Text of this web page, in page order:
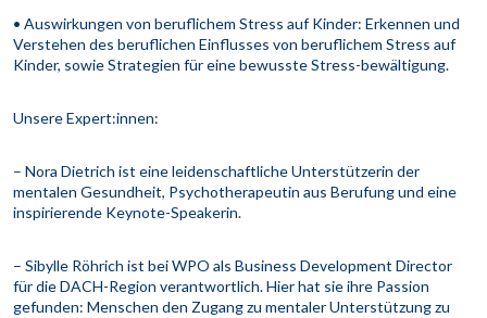
• Auswirkungen von beruflichem Stress auf Kinder: Erkennen und
Verstehen des beruflichen Einflusses von beruflichem Stress auf
Kinder, sowie Strategien für eine bewusste Stress-bewältigung.
Unsere Expert:innen:
– Nora Dietrich ist eine leidenschaftliche Unterstützerin der
mentalen Gesundheit, Psychotherapeutin aus Berufung und eine
inspirierende Keynote-Speakerin.
– Sibylle Röhrich ist bei WPO als Business Development Director
für die DACH-Region verantwortlich. Hier hat sie ihre Passion
gefunden: Menschen den Zugang zu mentaler Unterstützung zu